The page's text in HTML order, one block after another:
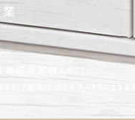
田市御請45-1
0547-35-3365